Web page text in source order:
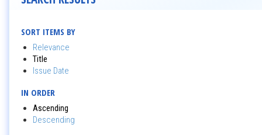
SORT ITEMS BY
Relevance
Title
Issue Date
IN ORDER
Ascending
Descending